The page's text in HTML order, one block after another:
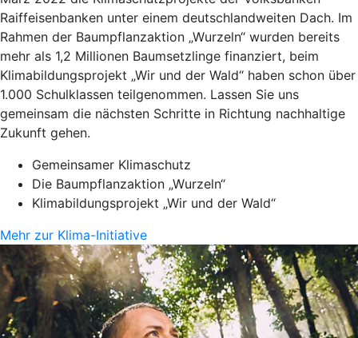
Raiffeisenbanken unter einem deutschlandweiten Dach. Im
Rahmen der Baumpflanzaktion „Wurzeln“ wurden bereits
mehr als 1,2 Millionen Baumsetzlinge finanziert, beim
Klimabildungsprojekt „Wir und der Wald“ haben schon über
1.000 Schulklassen teilgenommen. Lassen Sie uns
gemeinsam die nächsten Schritte in Richtung nachhaltige
Zukunft gehen.
Gemeinsamer Klimaschutz
Die Baumpflanzaktion „Wurzeln“
Klimabildungsprojekt „Wir und der Wald“
Mehr zur Klima-Initiative